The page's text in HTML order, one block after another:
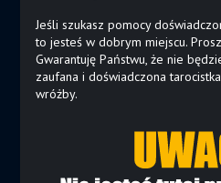
Jeśli szukasz pomocy
to jesteś w dobrym miejscu.
Gwarantuję Państwu, że nie
zaufana i doświadczona
wróżby.